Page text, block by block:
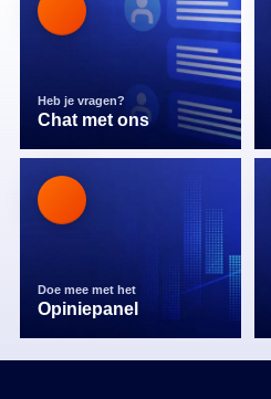
Heb je vragen?
Chat met ons
Doe mee met het
Opiniepanel